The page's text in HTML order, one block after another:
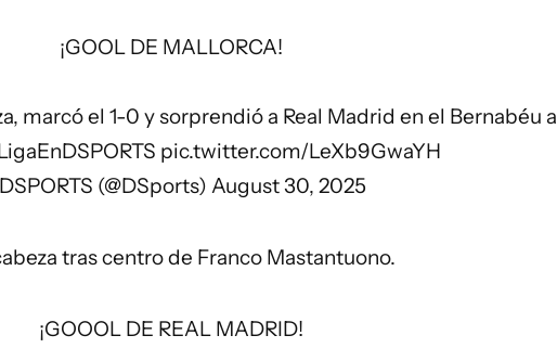
¡GOOL DE MALLORCA!
marcó el 1-0 y sorprendió a Real Madrid en el Bernabéu a
pic.twitter.com/LeXb9GwaYH
(@DSports)August 30, 2025
tras centro de Franco Mastantuono.
¡GOOOL DE REAL MADRID!